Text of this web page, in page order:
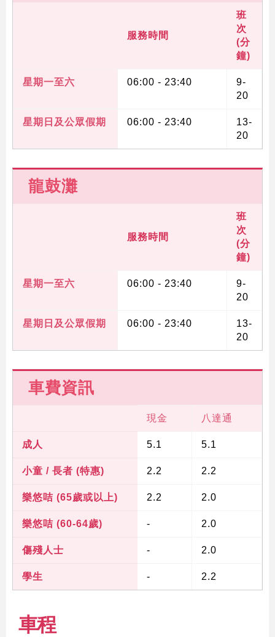
服務時間
班
次
(分
鐘)
星期一至六 06:00 - 23:40
9-
20
星期日及公眾假期 06:00 - 23:40
13-
20
龍鼓灘
服務時間
班
次
(分
鐘)
星期一至六 06:00 - 23:40
9-
20
星期日及公眾假期 06:00 - 23:40
13-
20
車費資訊
現金 八達通
成人 5.1 5.1
小童 / 長者 (特惠) 2.2 2.2
樂悠咭 (65歲或以上) 2.2 2.0
樂悠咭 (60-64歲) - 2.0
傷殘人士 - 2.0
學生 - 2.2
車程